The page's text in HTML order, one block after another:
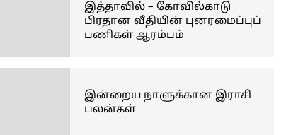
இத்தாவில் – கோவில்காடு
பிரதான வீதியின் புனரமைப்புப்
பணிகள் ஆரம்பம்
இன்றைய நாளுக்கான இராசி
பலன்கள்